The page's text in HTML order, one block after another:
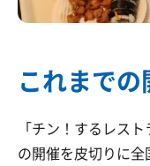
これまで
「チン！するレス
の開催を皮切りに全